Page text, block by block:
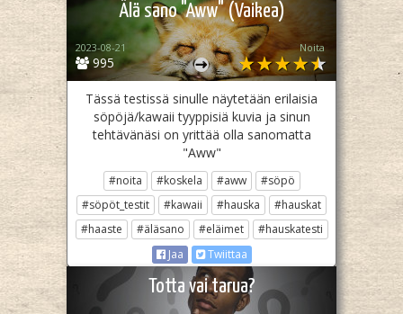
Älä sano "Aww" (Vaikea)
995
2023-08-21 Noita
Tässä testissä sinulle näytetään erilaisia
söpöjä/kawaii tyyppisiä kuvia ja sinun
tehtävänäsi on yrittää olla sanomatta
"Aww"
#noita #koskela #aww
#söpö
#söpöt_testit
#kawaii #hauska
#hauskat
#haaste
#äläsano #eläimet
#hauskatesti
Jaa
Twiittaa
Totta vai tarua?